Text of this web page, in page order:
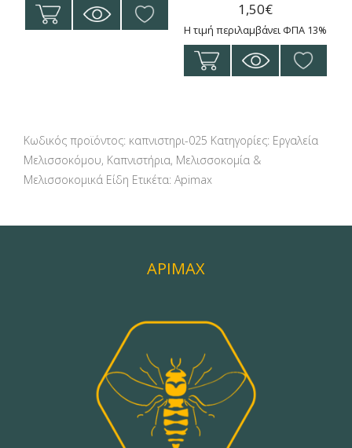
1,50€
Η τιμή περιλαμβάνει ΦΠΑ 13%
Κωδικός προϊόντος: καπνιστηρι-025 Κατηγορίες: Εργαλεία
Μελισσοκόμου, Καπνιστήρια, Μελισσοκομία &
Μελισσοκομικά Είδη Ετικέτα: Apimax
APIMAX